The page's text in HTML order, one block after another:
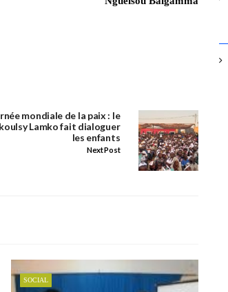
mondiale de la paix : le
Lamko fait dialoguer
les enfants
Next Post
SOCIAL